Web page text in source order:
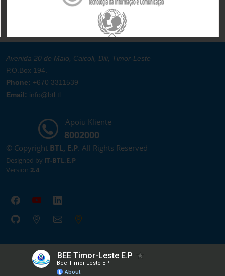
Avenida 20 de Maio, Caicoli, Dili, Timor-Leste
P.O.Box 194.
Phone: +670 3311539
Email: info@btl.tl
Apoiu Kliente
8002000
© Copyright BTL, E.P. All Rights Reserved
Designed by IT-BTL,E.P
Version 2.4